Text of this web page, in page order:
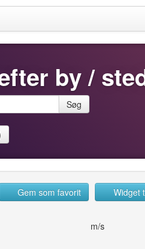
by /
Søg
Widget
Gem som favorit
m/s